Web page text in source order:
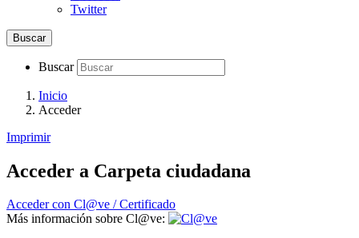
Twitter
Buscar
Buscar
Inicio
Acceder
Imprimir
Acceder a Carpeta ciudadana
Acceder con Cl@ve / Certificado
Más información sobre Cl@ve: